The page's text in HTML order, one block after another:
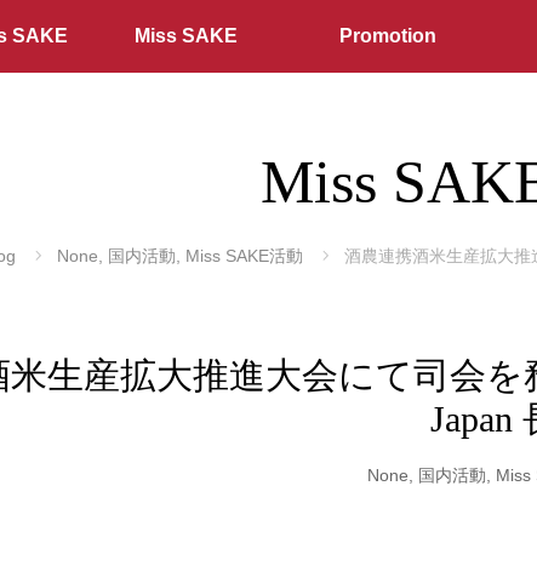
SAKE Miss SAKE Promotion
Miss
None 国内活動 Miss SAKE活動 酒農連携酒米生産拡大
生産拡大推進大会にて司会
Japan
None 国内活動 Miss